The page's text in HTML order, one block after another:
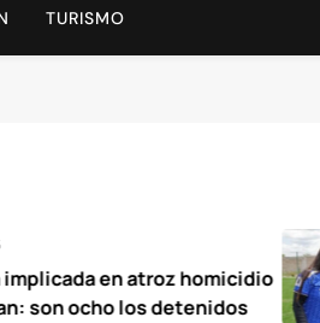
TURISMO
homicidio